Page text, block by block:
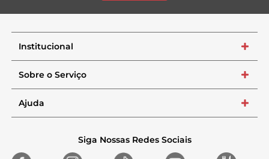
Institucional +
Sobre o Serviço +
Ajuda +
Siga Nossas Redes Sociais